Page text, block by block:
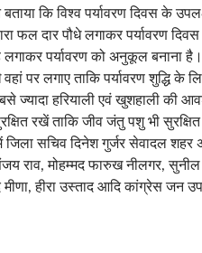
कि विश्व पर्यावरण दिवस के
फल दार पौधे लगाकर पर्यावरण
लगाकर पर्यावरण को अनुकूल बनाना
पर लगाए ताकि पर्यावरण शुद्धि के
ज्यादा हरियाली एवं खुशहाली की
रखें ताकि जीव जंतु पशु भी
सचिव दिनेश गुर्जर सेवादल शहर
राव, मोहम्मद फारुख नीलगर,
हीरा उस्ताद आदि कांग्रेस जन